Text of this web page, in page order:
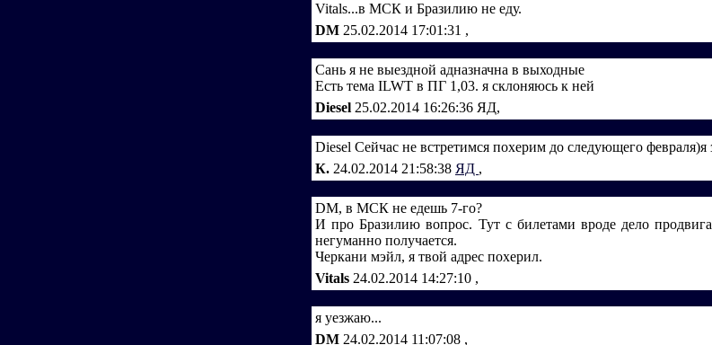
Vitals...в МСК и Бразилию не еду.
DM 25.02.2014 17:01:31 ,
Сань я не выездной адназначна в выходные
Есть тема ILWT в ПГ 1,03. я склоняюсь к ней
Diesel 25.02.2014 16:26:36 ЯД,
Diesel Сейчас не встретимся похерим до следующего февраля)я
К. 24.02.2014 21:58:38 ЯД ,
DM, в МСК не едешь 7-го?
И про Бразилию вопрос. Тут с билетами вроде дело
негуманно получается.
Черкани мэйл, я твой адрес похерил.
Vitals 24.02.2014 14:27:10 ,
я уезжаю...
DM 24.02.2014 11:07:08 ,